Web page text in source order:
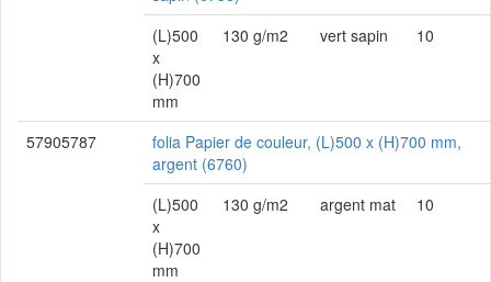
(L)500
x
(H)700
mm
130 g/m2 vert sapin 10
57905787
folia Papier de couleur, (L)500 x (H)700 mm,
argent (6760)
(L)500
x
(H)700
mm
130 g/m2 argent mat 10